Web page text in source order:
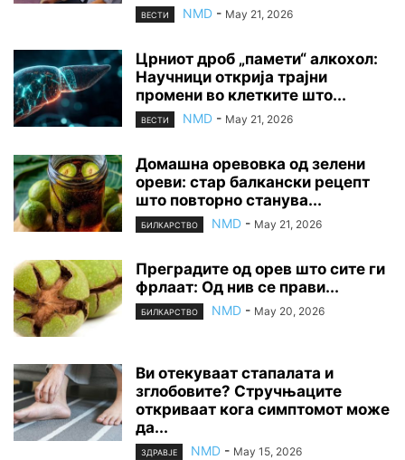
ВЕСТИ NMD - May 21, 2026
Црниот дроб „памети“ алкохол:
Научници открија трајни
промени во клетките што...
ВЕСТИ NMD - May 21, 2026
Домашна оревовка од зелени
ореви: стар балкански рецепт
што повторно станува...
БИЛКАРСТВО NMD - May 21, 2026
Преградите од орев што сите ги
фрлаат: Од нив се прави...
БИЛКАРСТВО NMD - May 20, 2026
Ви отекуваат стапалата и
зглобовите? Стручњаците
откриваат кога симптомот може
да...
ЗДРАВЈЕ NMD - May 15, 2026